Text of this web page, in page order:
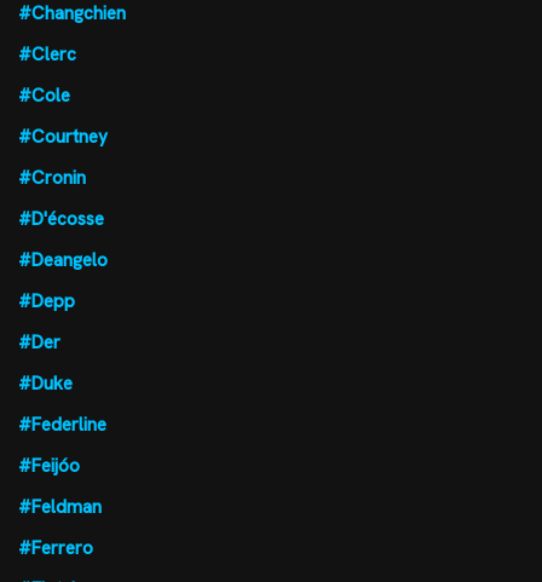
#Changchien
#Clerc
#Cole
#Courtney
#Cronin
#D'écosse
#Deangelo
#Depp
#Der
#Duke
#Federline
#Feijóo
#Feldman
#Ferrero